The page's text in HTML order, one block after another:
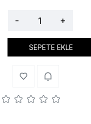
- +
SEPETE EKLE